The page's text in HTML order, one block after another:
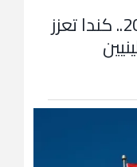
500 مليون دولار منذ 2023.. كندا تعزز